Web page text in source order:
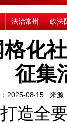
法治常州 政法
化
征集
：2025-08-15 来源
造全